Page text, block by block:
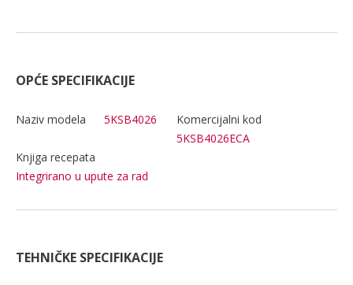
OPĆE SPECIFIKACIJE
Naziv modela 5KSB4026
Komercijalni kod
5KSB4026ECA
Knjiga recepata
Integrirano u upute za rad
TEHNIČKE SPECIFIKACIJE